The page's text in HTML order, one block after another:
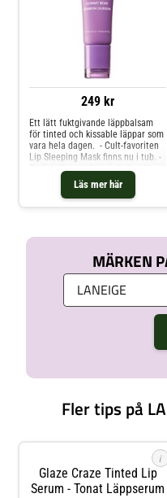
249 kr
Läs mer här
Ett lätt fuktgivande läppbalsam
för tinted och kissable läppar som
vara hela dagen. - Cult-favoriten
Lip Sleeping Mask finns nu i tub. -
Perfekt fickstorlek så du kan ha
med den överallt. - Innehåller
murumuru och sheasmör. - Ger
fukt och håller hela dagen.Vegan :
ursprung.
MÄRKEN
Fler tips på
i
Glaze Craze Tinted Lip
Serum - Tonat Läppserum